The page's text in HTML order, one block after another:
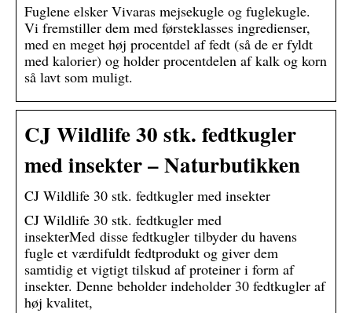
Fuglene elsker Vivaras mejsekugle og fuglekugle.
Vi fremstiller dem med førsteklasses ingredienser,
med en meget høj procentdel af fedt (så de er fyldt
med kalorier) og holder procentdelen af kalk og korn
så lavt som muligt.
CJ Wildlife 30 stk. fedtkugler
med insekter – Naturbutikken
CJ Wildlife 30 stk. fedtkugler med insekter
CJ Wildlife 30 stk. fedtkugler med
insekterMed disse fedtkugler tilbyder du havens
fugle et værdifuldt fedtprodukt og giver dem
samtidig et vigtigt tilskud af proteiner i form af
insekter. Denne beholder indeholder 30 fedtkugler af
høj kvalitet,